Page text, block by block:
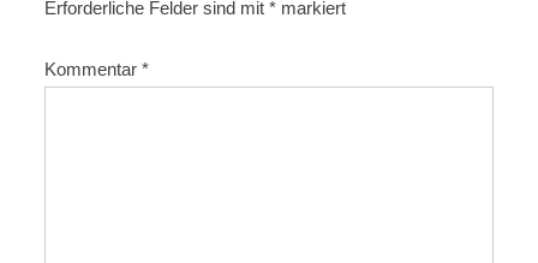
g
t
Erforderliche Felder sind mit* markiert
Kommentar*